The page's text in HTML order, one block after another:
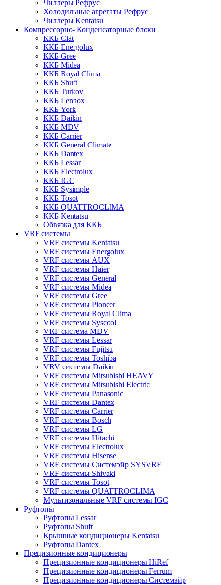
Чиллеры Рефрус
Холодильные агрегаты Рефрус
Чиллеры Kentatsu
Компрессорно- Конденсаторные блоки
ККБ Ciat
ККБ Energolux
ККБ Gree
ККБ Midea
ККБ Royal Clima
ККБ Shuft
ККБ Turkov
ККБ Lennox
ККБ York
ККБ Daikin
ККБ MDV
ККБ Carrier
ККБ General Climate
ККБ Dantex
ККБ Lessar
ККБ Electrolux
ККБ IGC
ККБ Sysimple
ККБ Tosot
ККБ QUATTROCLIMA
ККБ Kentatsu
Обвязка для ККБ
VRF системы
VRF системы Kentatsu
VRF системы Energolux
VRF системы AUX
VRF системы Haier
VRF системы General
VRF системы Midea
VRF системы Gree
VRF системы Pioneer
VRF системы Royal Clima
VRF системы Syscool
VRF система MDV
VRF системы Lessar
VRF системы Fujitsu
VRF системы Toshiba
VRV системы Daikin
VRF системы Mitsubishi HEAVY
VRF системы Mitsubishi Electric
VRF системы Panasonic
VRF системы Dantex
VRF системы Carrier
VRF системы Bosch
VRF системы LG
VRF системы Hitachi
VRF системы Electrolux
VRF системы Hisense
VRF системы Системэйр SYSVRF
VRF системы Shivaki
VRF системы Tosot
VRF системы QUATTROCLIMA
Мультизональные VRF системы IGC
Руфтопы
Руфтопы Lessar
Руфтопы Shuft
Крышные кондиционеры Kentatsu
Руфтопы Dantex
Прецизионные кондиционеры
Прецизионные кондиционеры HiRef
Прецизионные кондиционеры Ferrum
Прецизионные кондиционеры Системэйр